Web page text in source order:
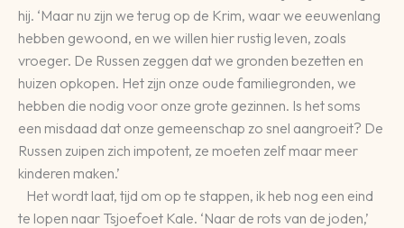
hij. ‘Maar nu zijn we terug op de Krim, waar we eeuwenlang
hebben gewoond, en we willen hier rustig leven, zoals
vroeger. De Russen zeggen dat we gronden bezetten en
huizen opkopen. Het zijn onze oude familiegronden, we
hebben die nodig voor onze grote gezinnen. Is het soms
een misdaad dat onze gemeenschap zo snel aangroeit? De
Russen zuipen zich impotent, ze moeten zelf maar meer
kinderen maken.’
Het wordt laat, tijd om op te stappen, ik heb nog een eind
te lopen naar Tsjoefoet Kale. ‘Naar de rots van de joden,’